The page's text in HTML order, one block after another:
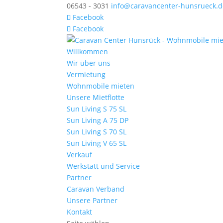
06543 - 3031 info@caravancenter-
Facebook
Facebook
Willkommen
Wir über uns
Vermietung
Wohnmobile mieten
Unsere Mietflotte
Sun Living S 75 SL
Sun Living A 75 DP
Sun Living S 70 SL
Sun Living V 65 SL
Verkauf
Werkstatt und Service
Partner
Caravan Verband
Unsere Partner
Kontakt